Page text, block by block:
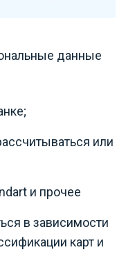
данные
или
и прочее
в зависимости
карт и